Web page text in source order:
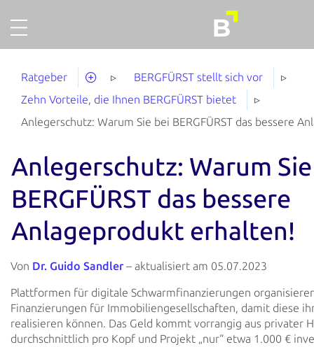
Finanzieren
So funktionierts
Unternehmensaccount
Abgeschlossene Projekte
Ausfallquote
Ratgeber
Ratgeber
BERGFÜRST stellt sich vor
Zehn Vorteile, die Ihnen BERGFÜRST bietet
Anlegerschutz: Warum Sie bei BERGFÜRST das bessere
Anlegerschutz: Warum
BERGFÜRST das bessere
Anlageprodukt erhalten!
Von Dr. Guido Sandler – aktualisiert am 05.07.2023
Plattformen für digitale Schwarmfinanzierungen
Finanzierungen für Immobiliengesellschaften, damit diese
realisieren können. Das Geld kommt vorrangig aus privater
durchschnittlich pro Kopf und Projekt „nur“ etwa 1.000 €